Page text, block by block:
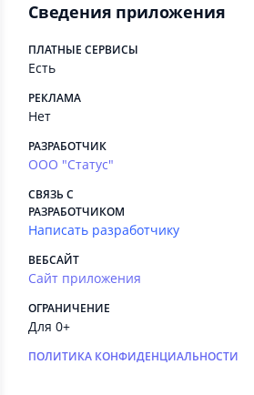
Сведения приложения
ПЛАТНЫЕ СЕРВИСЫ
Есть
РЕКЛАМА
Нет
РАЗРАБОТЧИК
ООО "Статус"
СВЯЗЬ С
РАЗРАБОТЧИКОМ
Написать разработчику
ВЕБСАЙТ
Сайт приложения
ОГРАНИЧЕНИЕ
Для 0+
ПОЛИТИКА КОНФИДЕНЦИАЛЬНОСТИ